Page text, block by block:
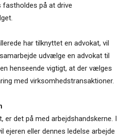
på at drive
har tilknyttet en advokat, vil
udvælge en advokat til
henseende vigtigt, at der vælges
med virksomhedstransaktioner.
er det på med arbejdshandskerne. I
ejeren eller dennes ledelse arbejde